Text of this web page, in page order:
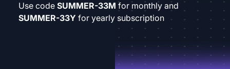
Use code SUMMER-33M for monthly and
SUMMER-33Y for yearly subscription